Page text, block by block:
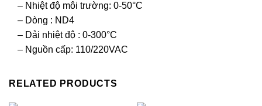
– Nhiệt độ môi trường: 0-50°C
– Dòng : ND4
– Dải nhiệt độ : 0-300°C
– Nguồn cấp: 110/220VAC
RELATED PRODUCTS